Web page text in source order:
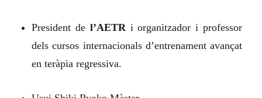
President de l’AETRi organitzador i professor
dels cursos internacionals d’entrenament avançat
en teràpia regressiva.